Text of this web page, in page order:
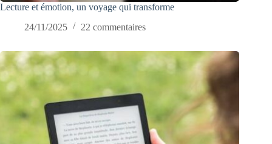
Lecture et émotion, un voyage qui transforme
24/11/2025
22 commentaires